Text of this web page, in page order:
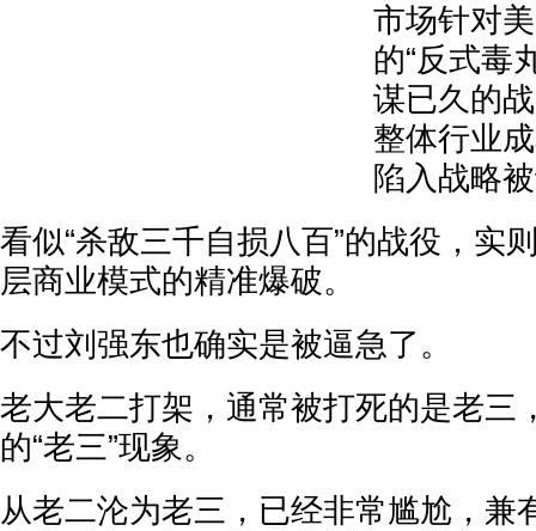
市场针对
的“反式毒
谋已久的
整体行业
陷入战略
看似“杀敌三千自损八百”的战役，实
层商业模式的精准爆破。
不过刘强东也确实是被逼急了。
老大老二打架，通常被打死的是老三
的“老三”现象。
从老二沦为老三，已经非常尴尬，兼